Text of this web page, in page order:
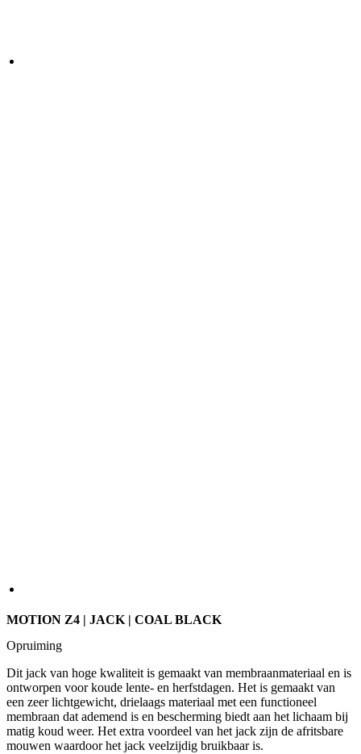
MOTION Z4 | JACK | COAL BLACK
Opruiming
Dit jack van hoge kwaliteit is gemaakt van membraanmateriaal en is
ontworpen voor koude lente- en herfstdagen. Het is gemaakt van
een zeer lichtgewicht, drielaags materiaal met een functioneel
membraan dat ademend is en bescherming biedt aan het lichaam bij
matig koud weer. Het extra voordeel van het jack zijn de afritsbare
mouwen waardoor het jack veelzijdig bruikbaar is.